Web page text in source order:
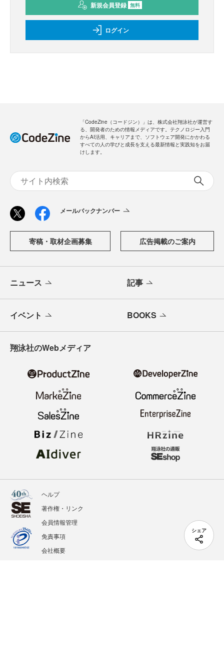
シェア
新規会員登録 無料
ログイン
「CodeZine（コードジン）」は、株式会社翔泳社が運営す
る、開発者のための情報メディアです。テクノロジー入門
からAI活用、キャリアまで、ソフトウェア開発にかかわる
すべての人の学びと成長を支える最新情報と実践知をお届
けします。
メールバックナンバー
寄稿・取材企画募集 広告掲載のご案内
ニュース 記事
イベント BOOKS
翔泳社のWebメディア
ヘルプ
著作権・リンク
会員情報管理
免責事項
会社概要